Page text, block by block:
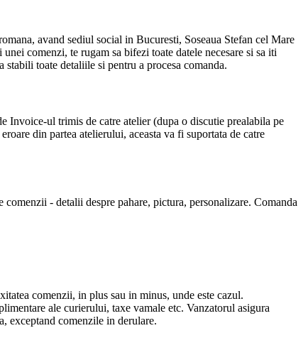
avand sediul social in Bucuresti, Soseaua Stefan cel Mare
comenzi, te rugam sa bifezi toate datele necesare si sa iti
toate detaliile si pentru a procesa comanda.
Invoice-ul trimis de catre atelier (dupa o discutie prealabila pe
din partea atelierului, aceasta va fi suportata de catre
comenzii - detalii despre pahare, pictura, personalizare. Comanda
comenzii, in plus sau in minus, unde este cazul.
ale curierului, taxe vamale etc. Vanzatorul asigura
exceptand comenzile in derulare.